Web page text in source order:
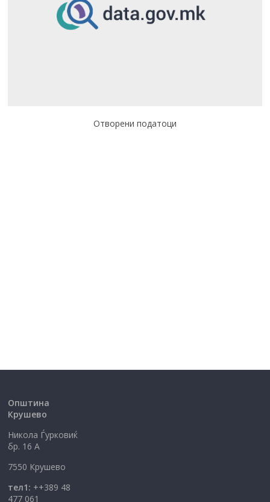
Отворени податоци
Општина
Крушево
Никола Ѓурковиќ
бр. 16 А
7550 Крушево
тел1: ++389 48
477 061